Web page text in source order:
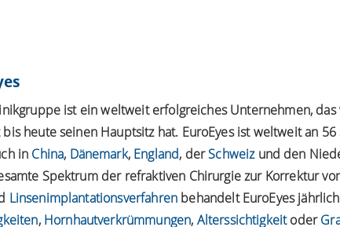
ist ein weltweit erfolgreiches Unternehmen,
heute seinen Hauptsitz hat. EuroEyes ist weltweit an
in China, Dänemark, England, derSchweizund den
Spektrum der refraktiven Chirurgie zur Korrektur
Linsenimplantationsverfahren behandelt EuroEyes
, Hornhautverkrümmungen, Alterssichtigkeitoder